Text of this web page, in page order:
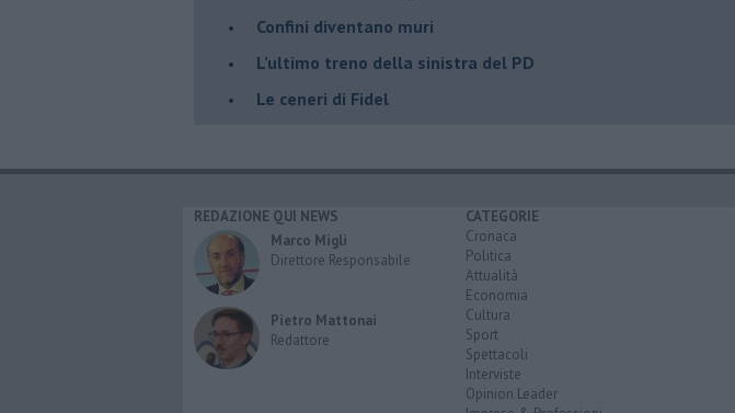
Confini diventano muri
L’ultimo treno della sinistra del PD
Le ceneri di Fidel
REDAZIONE QUI NEWS
Marco Migli
Direttore Responsabile
Pietro Mattonai
Redattore
CATEGORIE
Cronaca
Politica
Attualità
Economia
Cultura
Sport
Spettacoli
Interviste
Opinion Leader